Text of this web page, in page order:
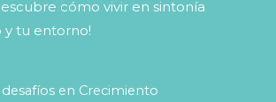
cómo vivir en sintonía
y tu entorno!
en Crecimiento